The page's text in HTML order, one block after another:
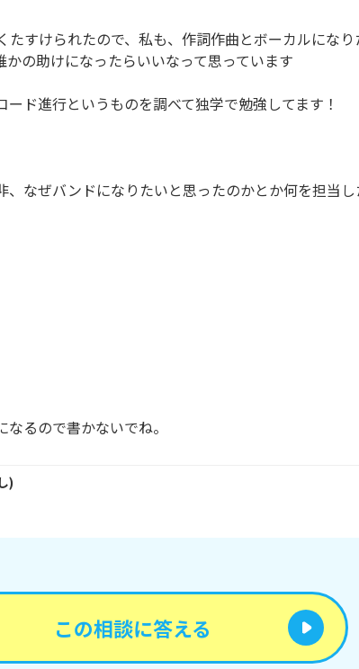
たすけられたので、私も、作詞作曲とボーカルになり
かの助けになったらいいなって思っています
ド進行というものを調べて独学で勉強してます！
、なぜバンドになりたいと思ったのかとか何を担当
るので書かないでね。
)
この相談に答える